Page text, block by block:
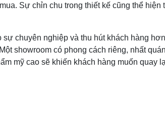
Sự chỉn chu trong thiết kế cũng thể
chuyên nghiệp và thu hút khách hàng
showroom có phong cách riêng, nhất
mỹ cao sẽ khiến khách hàng muốn